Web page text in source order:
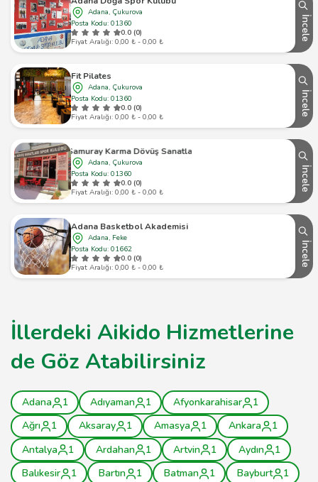
Adana, Çukurova
Posta Kodu: 01360
0.0 (0)
Fiyat Aralığı: 0,00 ₺ - 0,00 ₺
İncele
Fit Pilates
Adana, Çukurova
Posta Kodu: 01360
0.0 (0)
Fiyat Aralığı: 0,00 ₺ - 0,00 ₺
İncele
Samuray Karma Dövüş Sanatları
Adana, Çukurova
Posta Kodu: 01360
0.0 (0)
Fiyat Aralığı: 0,00 ₺ - 0,00 ₺
İncele
Adana Basketbol Akademisi
Adana, Feke
Posta Kodu: 01662
0.0 (0)
Fiyat Aralığı: 0,00 ₺ - 0,00 ₺
İncele
İllerdeki Aikido Hizmetlerine
de Göz Atabilirsiniz
Adana 1 Adıyaman 1 Afyonkarahisar
1
Ağrı
1 Aksaray 1 Amasya 1 Ankara
1
Antalya
1 Ardahan 1 Artvin 1 Aydın
1
Balıkesir
1 Bartın 1 Batman 1 Bayburt
1